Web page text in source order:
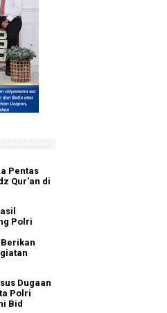
Pentas
Qur'an di
Polri
Dugaan
Polri
Bid